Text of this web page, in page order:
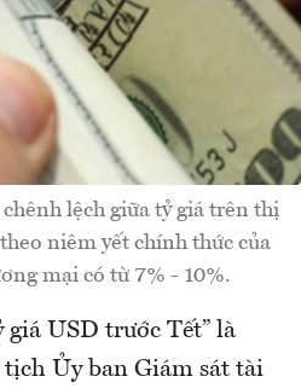
lệch giữa tỷ giá trên thị
niêm yết chính thức của
mại có từ 7% - 10%.
USD trước Tết” là
Ủy ban Giám sát tài